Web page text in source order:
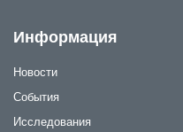
Информация
Новости
События
Исследования